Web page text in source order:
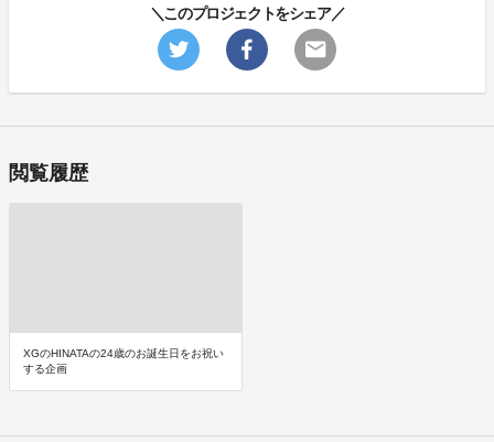
＼このプロジェクトをシェア／
閲覧履歴
XGのHINATAの24歳のお誕生日をお祝い
する企画